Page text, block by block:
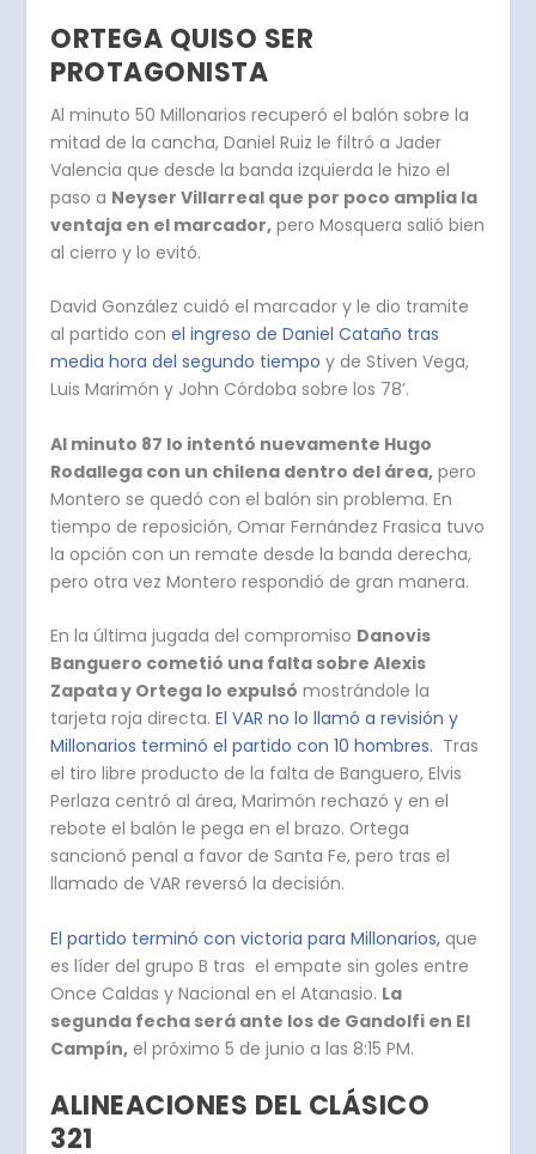
ORTEGA QUISO SER
PROTAGONISTA
Al minuto 50 Millonarios recuperó el balón sobre la
mitad de la cancha, Daniel Ruiz le filtró a Jader
Valencia que desde la banda izquierda le hizo el
paso a Neyser Villarreal que por poco amplia la
ventaja en el marcador, pero Mosquera salió bien
al cierro y lo evitó.
David González cuidó el marcador y le dio tramite
al partido conel ingreso de Daniel Cataño tras
media hora del segundo tiempo y de Stiven Vega,
Luis Marimón y John Córdoba sobre los 78’.
Al minuto 87 lo intentó nuevamente Hugo
Rodallega con un chilena dentro del área, pero
Montero se quedó con el balón sin problema. En
tiempo de reposición, Omar Fernández Frasica tuvo
la opción con un remate desde la banda derecha,
pero otra vez Montero respondió de gran manera.
En la última jugada del compromiso Danovis
Banguero cometió una falta sobre Alexis
Zapata y Ortega lo expulsó mostrándole la
tarjeta roja directa.El VAR no lo llamó a revisión y
Millonarios terminó el partido con 10 hombres. Tras
el tiro libre producto de la falta de Banguero, Elvis
Perlaza centró al área, Marimón rechazó y en el
rebote el balón le pega en el brazo. Ortega
sancionó penal a favor de Santa Fe, pero tras el
llamado de VAR reversó la decisión.
El partido terminó con victoria para Millonarios, que
es líder del grupo B tras el empate sin goles entre
Once Caldas y Nacional en el Atanasio. La
segunda fecha será ante los de Gandolfi en El
Campín, el próximo 5 de junio a las 8:15 PM.
ALINEACIONES DEL CLÁSICO
321